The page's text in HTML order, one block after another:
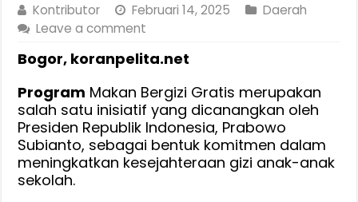
Kontributor Februari 14, 2025
Daerah
Leave a comment
Bogor, koranpelita.net
Program Makan Bergizi Gratis merupakan
salah satu inisiatif yang dicanangkan oleh
Presiden Republik Indonesia, Prabowo
Subianto, sebagai bentuk komitmen dalam
meningkatkan kesejahteraan gizi anak-anak
sekolah.